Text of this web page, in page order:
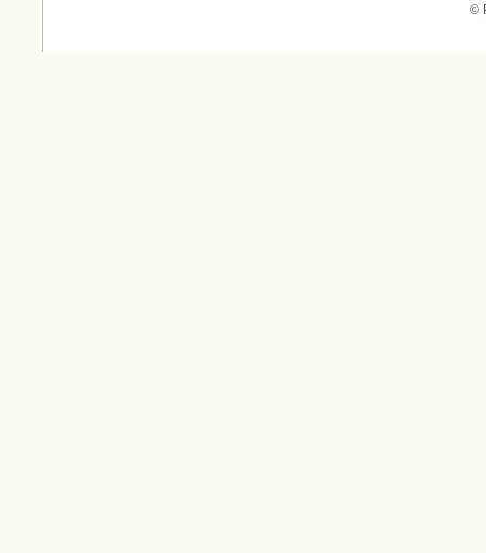
©